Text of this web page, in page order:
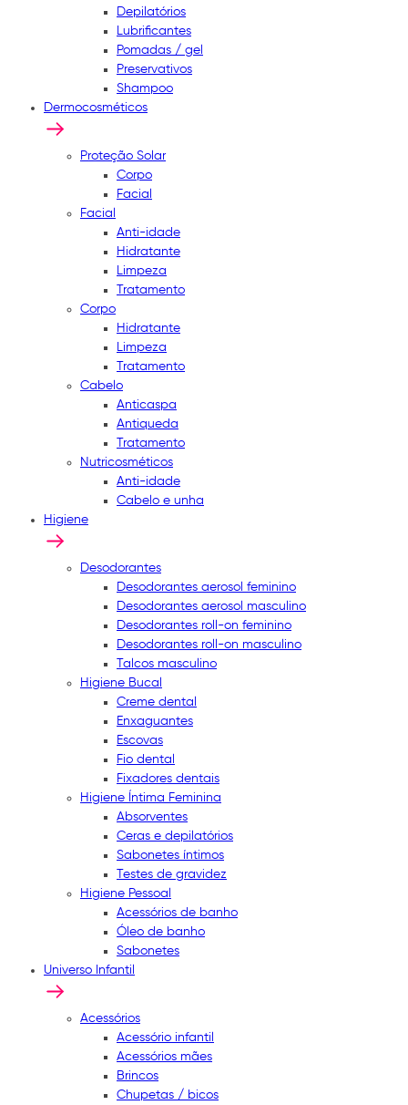
Depilatórios
Lubrificantes
Pomadas / gel
Preservativos
Shampoo
Dermocosméticos
Proteção Solar
Corpo
Facial
Facial
Anti-idade
Hidratante
Limpeza
Tratamento
Corpo
Hidratante
Limpeza
Tratamento
Cabelo
Anticaspa
Antiqueda
Tratamento
Nutricosméticos
Anti-idade
Cabelo e unha
Higiene
Desodorantes
Desodorantes aerosol feminino
Desodorantes aerosol masculino
Desodorantes roll-on feminino
Desodorantes roll-on masculino
Talcos masculino
Higiene Bucal
Creme dental
Enxaguantes
Escovas
Fio dental
Fixadores dentais
Higiene Íntima Feminina
Absorventes
Ceras e depilatórios
Sabonetes íntimos
Testes de gravidez
Higiene Pessoal
Acessórios de banho
Óleo de banho
Sabonetes
Universo Infantil
Acessórios
Acessório infantil
Acessórios mães
Brincos
Chupetas / bicos